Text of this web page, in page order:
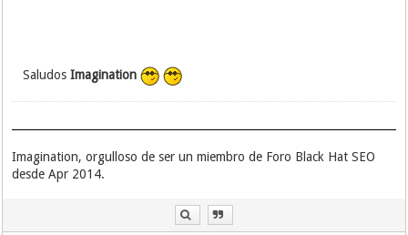
SaludosImagination
Imagination, orgulloso de ser un miembro de Foro Black Hat SEO
desde Apr 2014.